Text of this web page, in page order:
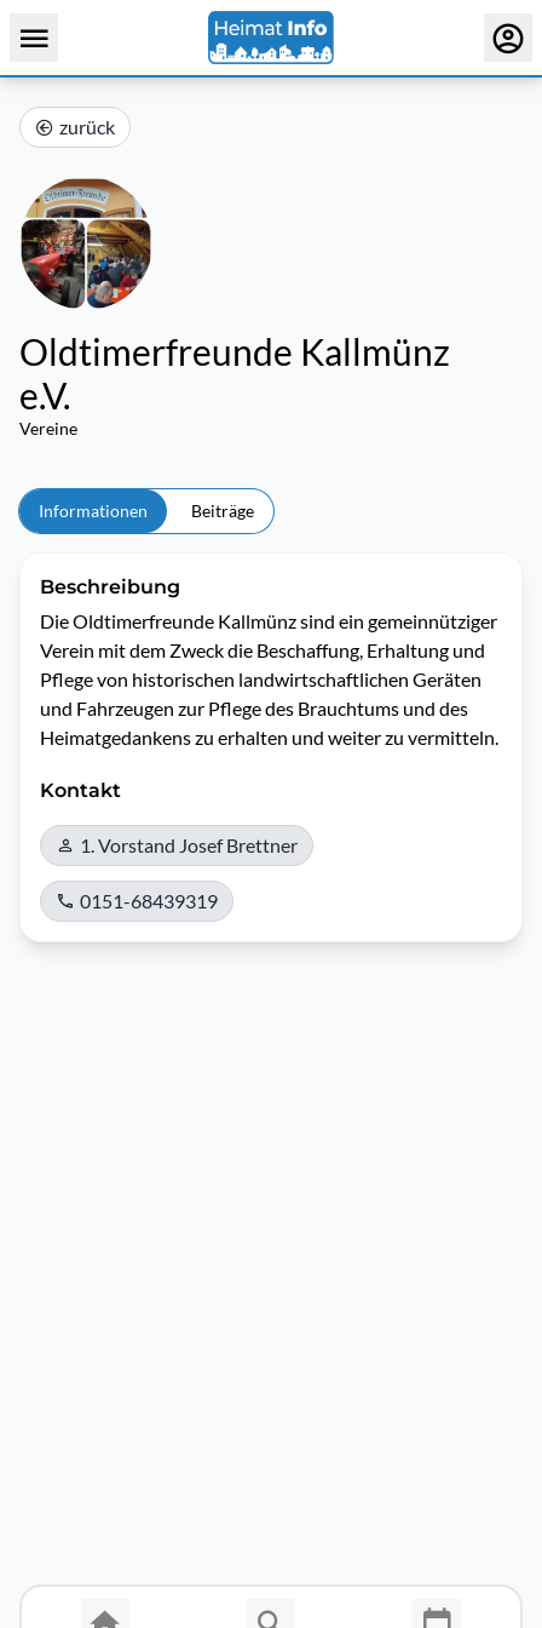
zurück
Oldtimerfreunde Kallmünz
e.V.
Vereine
Informationen Beiträge
Beschreibung
Die Oldtimerfreunde Kallmünz sind ein gemeinnütziger
Verein mit dem Zweck die Beschaffung, Erhaltung und
Pflege von historischen landwirtschaftlichen Geräten
und Fahrzeugen zur Pflege des Brauchtums und des
Heimatgedankens zu erhalten und weiter zu vermitteln.
Kontakt
1. Vorstand Josef Brettner
0151-68439319